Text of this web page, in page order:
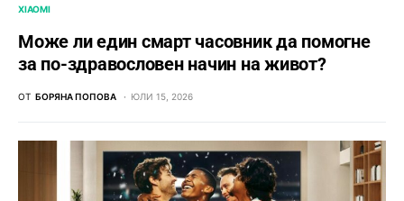
XIAOMI
Може ли един смарт часовник да помогне
за по-здравословен начин на живот?
ОТ БОРЯНА ПОПОВА ЮЛИ 15, 2026